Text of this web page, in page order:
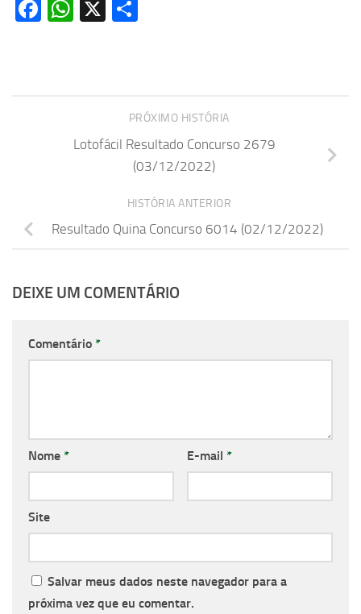
Facebook
WhatsApp
X
PRÓXIMO HISTÓRIA
Lotofácil Resultado Concurso 2679
(03/12/2022)
HISTÓRIA ANTERIOR
Resultado Quina Concurso 6014 (02/12/2022)
DEIXE UM COMENTÁRIO
Comentário *
Nome * E-mail *
Site
Salvar meus dados neste navegador para a
próxima vez que eu comentar.